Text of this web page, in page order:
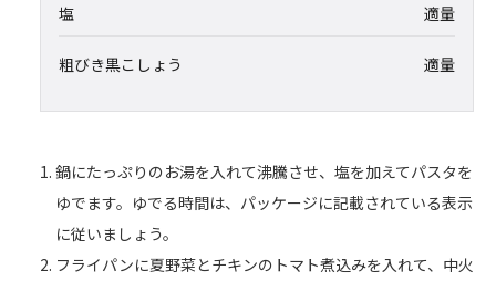
塩 適量
粗びき黒こしょう 適量
鍋にたっぷりのお湯を入れて沸騰させ、塩を加えてパスタを
ゆでます。ゆでる時間は、パッケージに記載されている表示
に従いましょう。
フライパンに夏野菜とチキンのトマト煮込みを入れて、中火